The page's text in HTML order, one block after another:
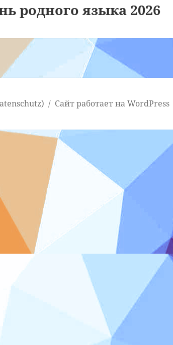
родного языка 2026
Сайт работает на WordPress